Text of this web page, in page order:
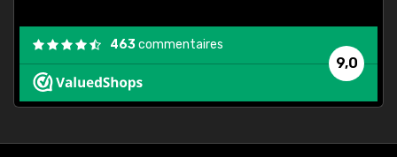
9,0
463commentaires